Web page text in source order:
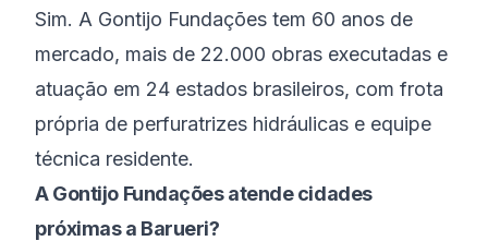
Sim. A Gontijo Fundações tem 60 anos de
mercado, mais de 22.000 obras executadas e
atuação em 24 estados brasileiros, com frota
própria de perfuratrizes hidráulicas e equipe
técnica residente.
A Gontijo Fundações atende cidades
próximas a Barueri?